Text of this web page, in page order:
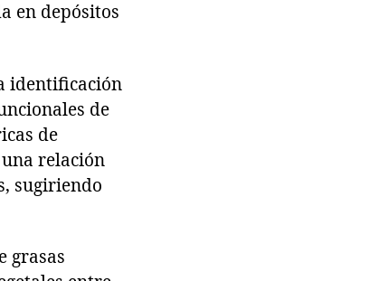
en depósitos
identificación
de
de
relación
sugiriendo
grasas